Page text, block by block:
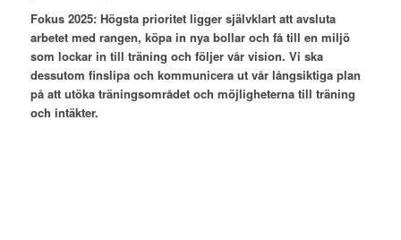
Fokus 2025: Högsta prioritet ligger självklart att avsluta
arbetet med rangen, köpa in nya bollar och få till en miljö
som lockar in till träning och följer vår vision. Vi ska
dessutom finslipa och kommunicera ut vår långsiktiga plan
på att utöka träningsområdet och möjligheterna till träning
och intäkter.